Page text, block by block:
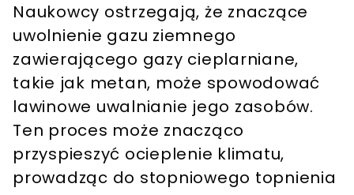
Naukowcy ostrzegają, że znaczące
uwolnienie gazu ziemnego
zawierającego gazy cieplarniane,
takie jak metan, może spowodować
lawinowe uwalnianie jego zasobów.
Ten proces może znacząco
przyspieszyć ocieplenie klimatu,
prowadząc do stopniowego topnienia